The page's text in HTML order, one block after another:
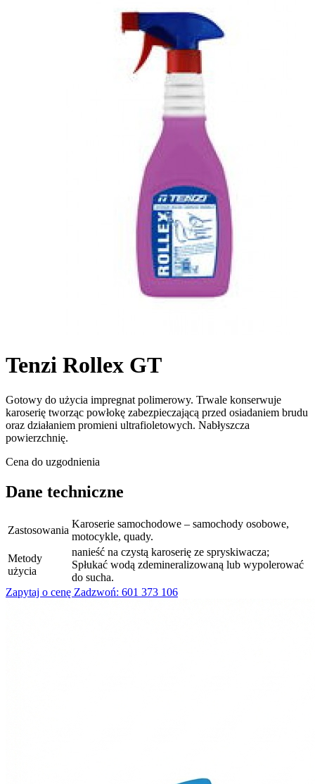
Tenzi Rollex GT
Gotowy do użycia impregnat polimerowy. Trwale konserwuje
karoserię tworząc powłokę zabezpieczającą przed osiadaniem brudu
oraz działaniem promieni ultrafioletowych. Nabłyszcza
powierzchnię.
Cena do uzgodnienia
Dane techniczne
Zastosowania
Karoserie samochodowe – samochody osobowe,
motocykle, quady.
Metody
użycia
nanieść na czystą karoserię ze spryskiwacza;
Spłukać wodą zdemineralizowaną lub wypolerować
do sucha.
Zapytaj o cenę Zadzwoń: 601 373 106